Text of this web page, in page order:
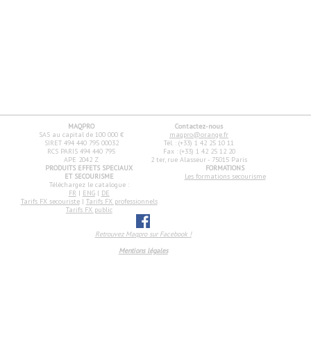
MAQPRO
SAS au capital de 100 000 €
SIRET 494 440 795 00032
RCS PARIS 494 440 795
APE 2042 Z
Contactez-nous
maqpro@orange.fr
Tél. : (+33) 1 42 25 10 11
Fax : (+33) 1 42 25 12 20
2 ter, rue Alasseur - 75015 Paris
PRODUITS EFFETS SPECIAUX
ET SECOURISME
Téléchargez le catalogue :
FR | ENG| DE
Tarifs FX secouriste| Tarifs FX professionnels
Tarifs FX public
FORMATIONS
Les formations secourisme
Retrouvez Maqpro sur Facebook !
Mentions légales